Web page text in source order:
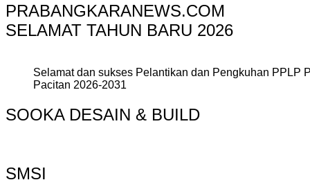
PRABANGKARANEWS.COM
SELAMAT TAHUN BARU 2026
Selamat dan sukses Pelantikan dan Pengkuhan PPLP
Pacitan 2026-2031
SOOKA DESAIN & BUILD
SMSI